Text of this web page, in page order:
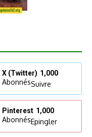
X (Twitter) 1,000
AbonnésSuivre
Pinterest 1,000
AbonnésEpingler